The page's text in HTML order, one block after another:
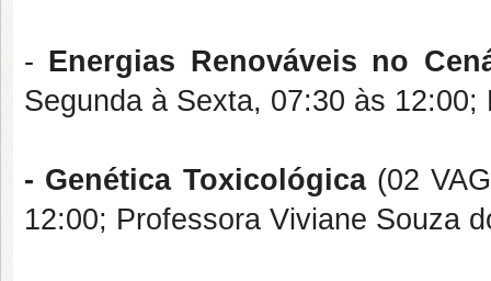
- Energias Renováveis no
Segunda à Sexta, 07:30 às
- Genética Toxicológica(02
12:00; Professora Viviane Souza